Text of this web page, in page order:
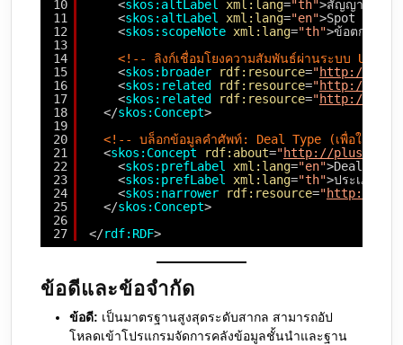
10
11
12
13
14
15
16
17
18
19
20
21
22
23
24
25
26
27
<skos:altLabel xml:lang="th">สัญญารายครั้
<skos:altLabel xml:lang="en">Spot
<skos:scopeNote xml:lang="th">ข้อตกลงใน
<!-- ลิงก์เชื่อมโยงความสัมพันธ์ผ่านระบบ URI --
<skos:broader rdf:resource="http://
<skos:related rdf:resource="http://
<skos:related rdf:resource="http://
</skos:Concept>
<!-- บล็อกข้อมูลคำศัพท์: Deal Type (เพื่อใช้เป็น
<skos:Concept rdf:about="http://
<skos:prefLabel xml:lang="en">Deal
<skos:prefLabel xml:lang="th">ประเภทดีล
<skos:narrower rdf:resource="http://
</skos:Concept>
</rdf:RDF>
ข้อดีและข้อจำกัด
ข้อดี: เป็นมาตรฐานสูงสุดระดับสากล สามารถอัป
โหลดเข้าโปรแกรมจัดการคลังข้อมูลชั้นนำและฐาน